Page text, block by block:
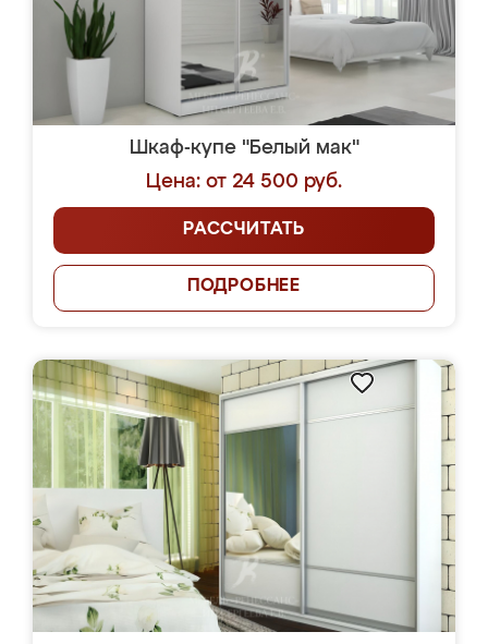
Шкаф-купе "Белый мак"
Цена: от 24 500 руб.
РАССЧИТАТЬ
ПОДРОБНЕЕ